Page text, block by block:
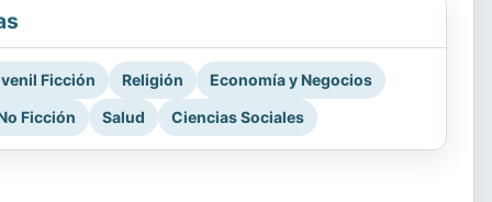
Ficción Religión
Economía y Negocios
Ficción
Salud Ciencias Sociales